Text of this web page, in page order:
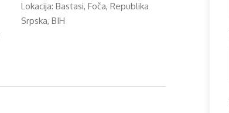
Lokacija: Bastasi, Foča, Republika
Srpska, BIH